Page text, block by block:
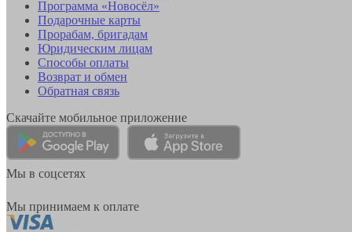
Программа «Новосёл»
Подарочные карты
Прорабам, бригадам
Юридическим лицам
Способы оплаты
Возврат и обмен
Обратная связь
Скачайте мобильное приложение
Мы в соцсетях
Мы принимаем к оплате